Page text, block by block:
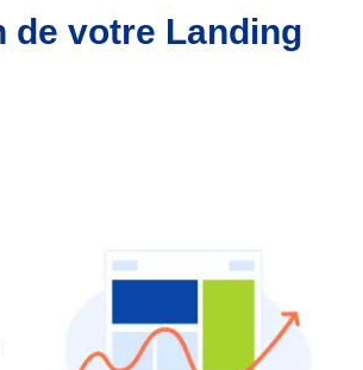
de votre Landing